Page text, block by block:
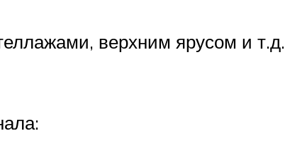
верхним ярусом и т.д.